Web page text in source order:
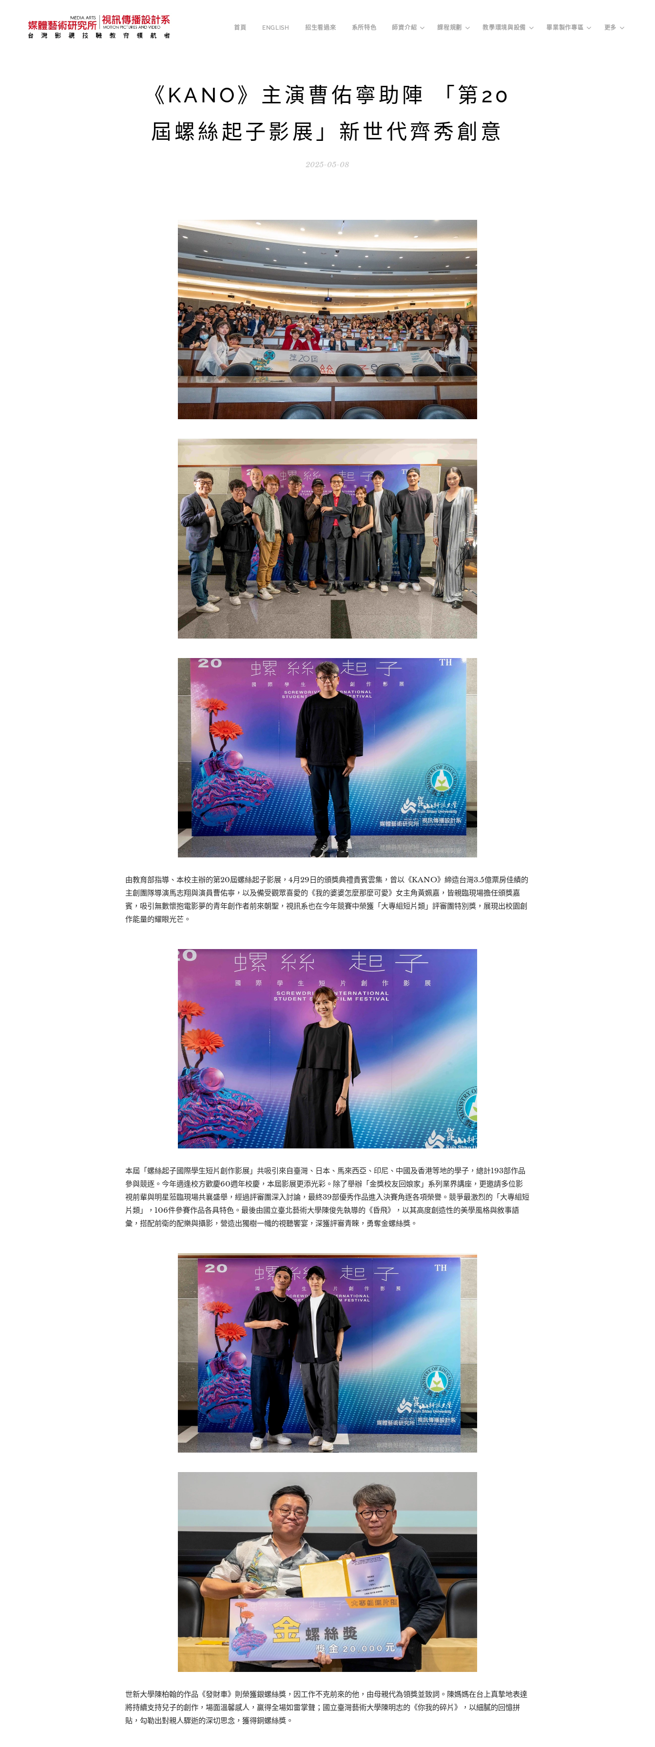
首頁 ENGLISH 招生看過來 系所特色 師資介紹 課程規劃 教學環境與設備 畢業製作專區 更多
《KANO》主演曹佑寧助陣 「第20
屆螺絲起子影展」新世代齊秀創意
2025-05-08
由教育部指導、本校主辦的第20屆螺絲起子影展，4月29日的頒獎典禮貴賓雲集，曾以《KANO》締造台灣3.5億票房佳績的
主創團隊導演馬志翔與演員曹佑寧，以及備受觀眾喜愛的《我的婆婆怎麼那麼可愛》女主角黃姵嘉，皆親臨現場擔任頒獎嘉
賓，吸引無數懷抱電影夢的青年創作者前來朝聖，視訊系也在今年競賽中榮獲「大專組短片類」評審團特別獎，展現出校園創
作能量的耀眼光芒。
本屆「螺絲起子國際學生短片創作影展」共吸引來自臺灣、日本、馬來西亞、印尼、中國及香港等地的學子，總計193部作品
參與競逐。今年適逢校方歡慶60週年校慶，本屆影展更添光彩。除了舉辦「金獎校友回娘家」系列業界講座，更邀請多位影
視前輩與明星蒞臨現場共襄盛舉，經過評審團深入討論，最終39部優秀作品進入決賽角逐各項榮譽。競爭最激烈的「大專組短
片類」，106件參賽作品各具特色。最後由國立臺北藝術大學陳俊先執導的《昏飛》，以其高度創造性的美學風格與敘事語
彙，搭配前衛的配樂與攝影，營造出獨樹一幟的視聽饗宴，深獲評審青睞，勇奪金螺絲獎。
世新大學陳柏翰的作品《發財車》則榮獲銀螺絲獎，因工作不克前來的他，由母親代為領獎並致詞。陳媽媽在台上真摯地表達
將持續支持兒子的創作，場面溫馨感人，贏得全場如雷掌聲；國立臺灣藝術大學陳明志的《你我的碎片》，以細膩的回憶拼
貼，勾勒出對親人驟逝的深切思念，獲得銅螺絲獎。